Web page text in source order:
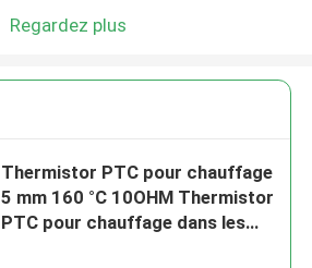
Regardez plus
Thermistor PTC pour chauffage
5 mm 160 °C 10OHM Thermistor
PTC pour chauffage dans les